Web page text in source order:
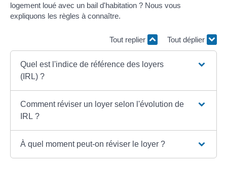
logement loué avec un bail d'habitation ? Nous vous
expliquons les règles à connaître.
Tout replier Tout déplier
Quel est l'indice de référence des loyers
(IRL) ?
Comment réviser un loyer selon l'évolution de
IRL ?
À quel moment peut-on réviser le loyer ?